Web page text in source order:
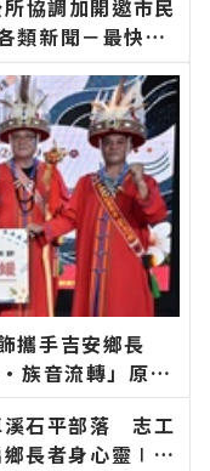
協調加開邀市民
類新聞－最快速
攜手吉安鄉長
族音流轉」原住
網站各類新聞－
資訊！
溪石平部落 志工
長者身心靈∣花